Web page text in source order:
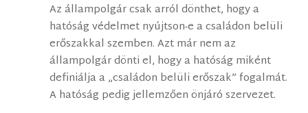
Az állampolgár csak arról dönthet, hogy a
hatóság védelmet nyújtson-e a családon belüli
erőszakkal szemben. Azt már nem az
állampolgár dönti el, hogy a hatóság miként
definiálja a „családon belüli erőszak” fogalmát.
A hatóság pedig jellemzően önjáró szervezet.